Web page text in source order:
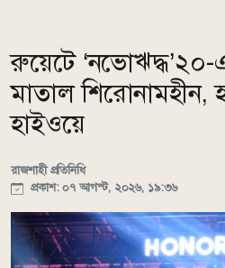
রুয়েটে ‘নভোঋদ্ধ’২০-
মাতাল শিরোনামহীন,
হাইওয়ে
রাজশাহী প্রতিনিধি
প্রকাশ: ০৭ আগস্ট, ২০২৬, ১৯:৩৬